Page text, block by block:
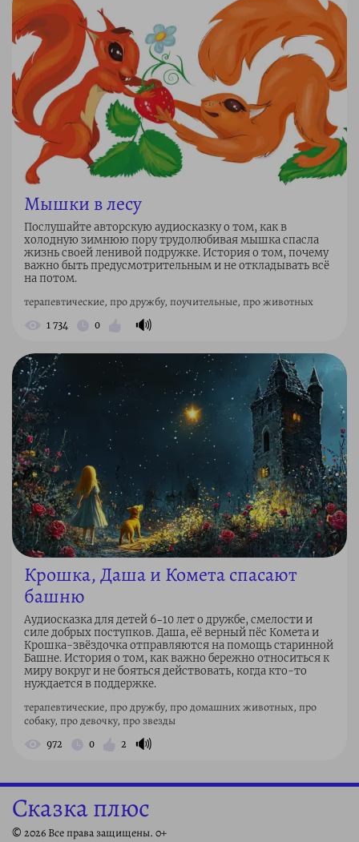
Мышки в лесу
Послушайте авторскую аудиосказку о том, как в
холодную зимнюю пору трудолюбивая мышка спасла
жизнь своей ленивой подружке. История о том, почему
важно быть предусмотрительным и не откладывать всё
на потом.
терапевтические, про дружбу, поучительные, про животных
1 734 0 🔊
Крошка, Даша и Комета спасают
башню
Аудиосказка для детей 6–10 лет о дружбе, смелости и
силе добрых поступков. Даша, её верный пёс Комета и
Крошка-звёздочка отправляются на помощь старинной
Башне. История о том, как важно бережно относиться к
миру вокруг и не бояться действовать, когда кто-то
нуждается в поддержке.
терапевтические, про дружбу, про домашних животных, про
собаку, про девочку, про звезды
972 0 2 🔊
Сказка плюс
© 2026 Все права защищены. 0+